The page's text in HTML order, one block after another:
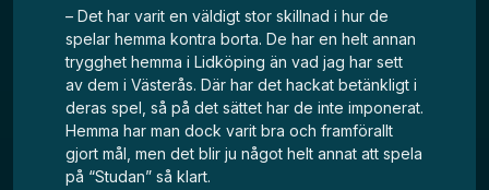
– Det har varit en väldigt stor skillnad i hur de
spelar hemma kontra borta. De har en helt annan
trygghet hemma i Lidköping än vad jag har sett
av dem i Västerås. Där har det hackat betänkligt i
deras spel, så på det sättet har de inte imponerat.
Hemma har man dock varit bra och framförallt
gjort mål, men det blir ju något helt annat att spela
på “Studan” så klart.